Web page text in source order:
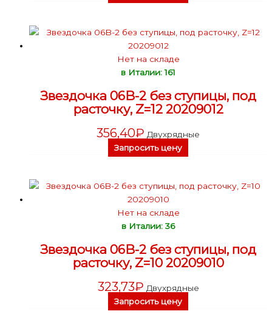
Нет на складе
в Италии: 161
Звездочка 06B-2 без ступицы, под
расточку, Z=12 20209012
356,40₽ Двухрядные
Запросить цену
Нет на складе
в Италии: 36
Звездочка 06B-2 без ступицы, под
расточку, Z=10 20209010
323,73₽ Двухрядные
Запросить цену